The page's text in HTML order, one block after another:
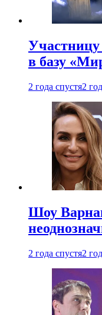
Участницу
в базу
2 года спустя2
Шоу
2 года спустя2